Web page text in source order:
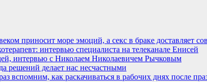
приносит море эмоций, а секс в браке доставляет
интервью специалиста на телеканале Енисей
интервью с Николаем Николаевичем Рычковым
решений делает нас несчастными
вспомним, как раскачиваться в рабочих днях после